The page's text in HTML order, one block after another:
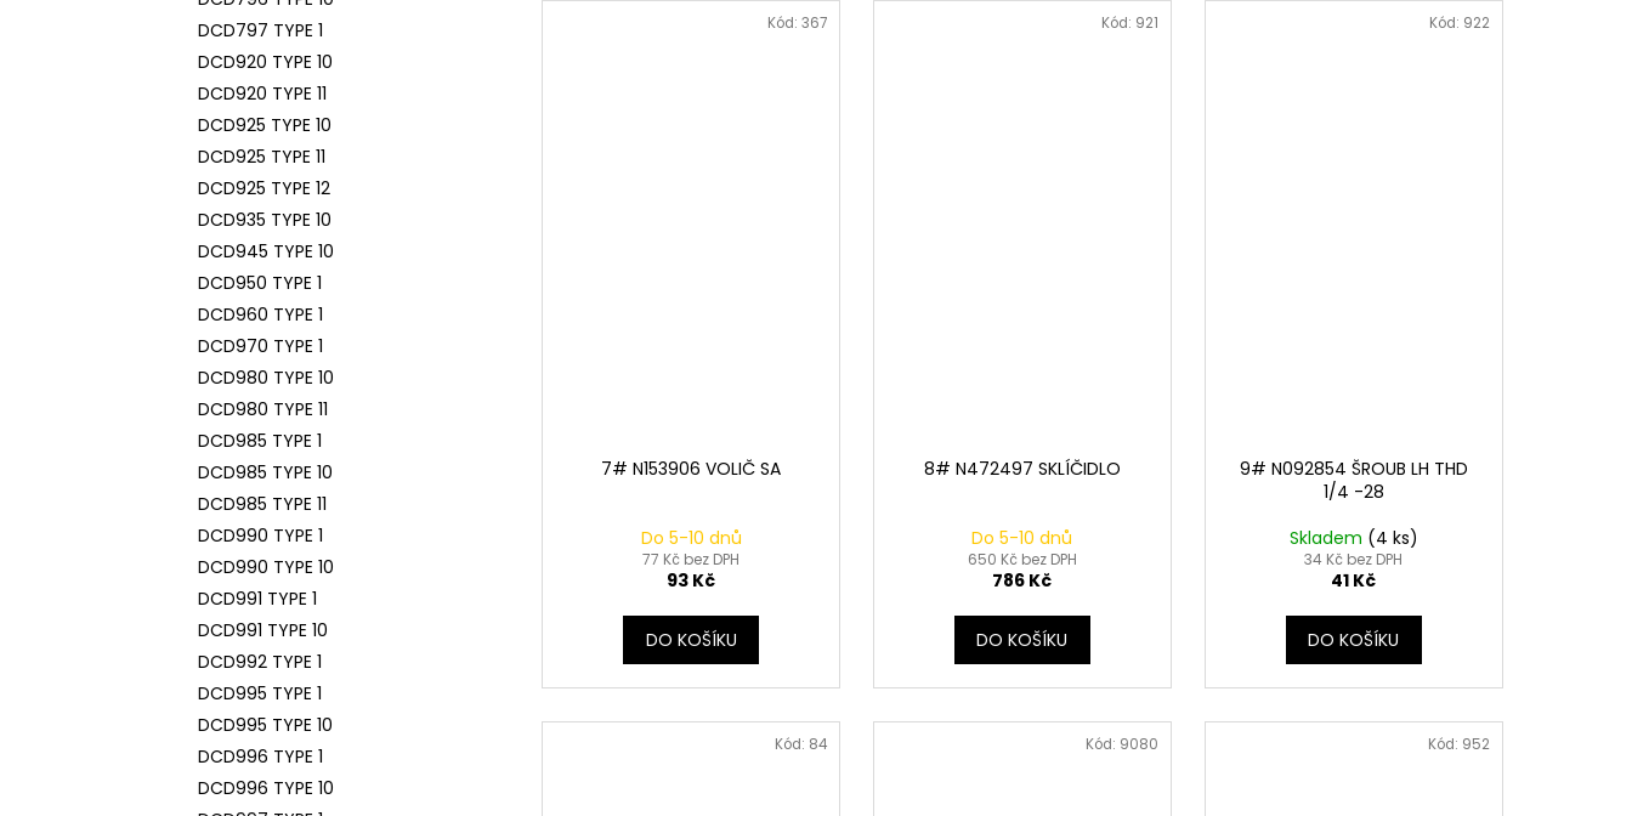
DCD797 TYPE 1
DCD920 TYPE 10
DCD920 TYPE 11
DCD925 TYPE 10
DCD925 TYPE 11
DCD925 TYPE 12
DCD935 TYPE 10
DCD945 TYPE 10
DCD950 TYPE 1
DCD960 TYPE 1
DCD970 TYPE 1
DCD980 TYPE 10
DCD980 TYPE 11
DCD985 TYPE 1
DCD985 TYPE 10
DCD985 TYPE 11
DCD990 TYPE 1
DCD990 TYPE 10
DCD991 TYPE 1
DCD991 TYPE 10
DCD992 TYPE 1
DCD995 TYPE 1
DCD995 TYPE 10
DCD996 TYPE 1
DCD996 TYPE 10
7# N153906 VOLIČ SA
Do 5-10 dnů
77 Kč bez DPH
93 Kč
DO KOŠÍKU
Kód:367
8# N472497 SKLÍČIDLO
Do 5-10 dnů
650 Kč bez DPH
786 Kč
DO KOŠÍKU
Kód: 921
9# N092854 ŠROUB LH THD
1/4 -28
Skladem (4 ks)
34 Kč bez DPH
41 Kč
DO KOŠÍKU
Kód: 922
Kód: 84 Kód: 9080 Kód: 952